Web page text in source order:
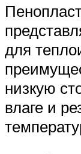
для
низкую
влаге и